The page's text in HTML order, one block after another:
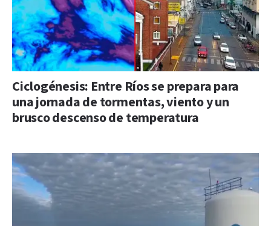
Ciclogénesis: Entre Ríos se prepara para
una jornada de tormentas, viento y un
brusco descenso de temperatura